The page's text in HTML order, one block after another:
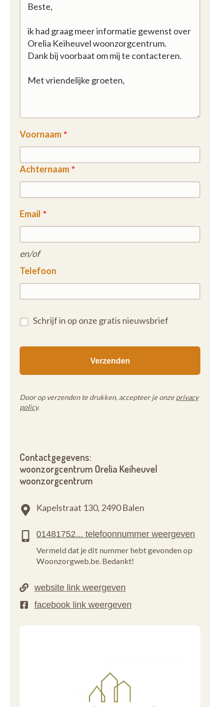
Voornaam
Achternaam
Email
en/of
Telefoon
Schrijf in op onze gratis nieuwsbrief
Door op verzenden te drukken, accepteer je onze privacy
policy.
Contactgegevens:
woonzorgcentrum Orelia Keiheuvel
woonzorgcentrum
Kapelstraat 130, 2490 Balen
Vermeld dat je dit nummer hebt gevonden op
Woonzorgweb.be. Bedankt!